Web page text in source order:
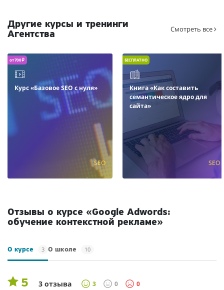
Другие курсы и тренинги
Агентства
Смотреть все
от 700 ₽
Курс «Базовое SEO с нуля»
SEO
БЕСПЛАТНО
Книга «Как составить
семантическое ядро для
сайта»
SEO
Отзывы о курсе «Google Adwords:
обучение контекстной рекламе»
О курсе 3 О школе 10
5 3 отзыва 3 0 0